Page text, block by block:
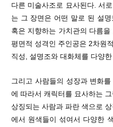
다른 미술사조로 묘사된다. 서
는 그 장면은 어떤 말로 된 설
혹은 지향하는 가치관의 다름
평면적 성격인 주인공은 2차원
직성, 설명조와 대화체를 다양
그리고 사람들의 성장과 변화
에 따라서 캐릭터를 묘사하는
상징되는 사람과 파란 색으로
에서 원색들이 섞여서 다양한